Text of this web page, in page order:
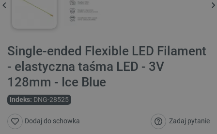
Single-ended Flexible LED Filament
- elastyczna taśma LED - 3V
128mm - Ice Blue
Indeks: DNG-28525
Zadaj pytanie
Dodaj do schowka